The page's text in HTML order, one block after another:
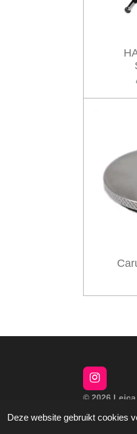
Deze website gebruikt cookies
I
n
t
© 2026